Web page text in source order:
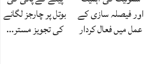
اور فیصلہ سازی کے
عمل میں فعال کردار
بوتل پر چارجز لگانے
کی تجویز مستر…